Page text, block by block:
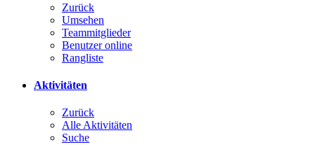
Zurück
Umsehen
Teammitglieder
Benutzer online
Rangliste
Aktivitäten
Zurück
Alle Aktivitäten
Suche